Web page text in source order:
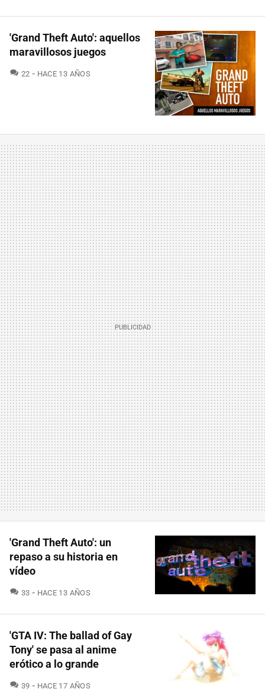
'Grand Theft Auto': aquellos
maravillosos juegos
22 COMENTARIOS
HACE 13 AÑOS
'Grand Theft Auto': un
repaso a su historia en
vídeo
33 COMENTARIOS
HACE 13 AÑOS
'GTA IV: The ballad of Gay
Tony' se pasa al anime
erótico a lo grande
39 COMENTARIOS
HACE 17 AÑOS